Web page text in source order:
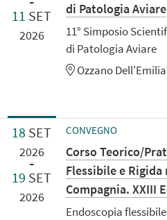
11 SET
2026
di Patologia Aviare
11° Simposio
di Patologia Aviare
Ozzano
18 SET
2026
19 SET
2026
CONVEGNO
Corso Teorico/
Flessibile e
Compagnia. XXIII
Endoscopia